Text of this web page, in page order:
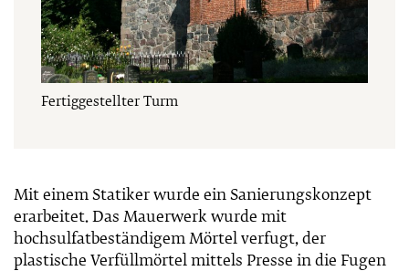
Fertiggestellter Turm
Mit einem Statiker wurde ein Sanierungskonzept
erarbeitet. Das Mauerwerk wurde mit
hochsulfatbeständigem Mörtel verfugt, der
plastische Verfüllmörtel mittels Presse in die Fugen